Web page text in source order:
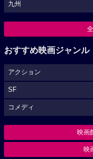
九州
おすすめ映画ジャンル
アクション
SF
コメディ
映画
映